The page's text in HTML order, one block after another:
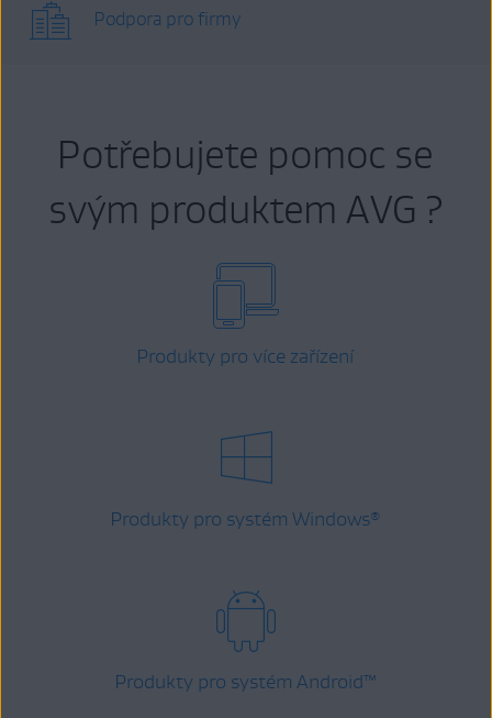
Podpora pro firmy
Potřebujete pomoc se
svým produktem AVG ?
Produkty pro více zařízení
Produkty pro systém Windows®
Produkty pro systém Android™